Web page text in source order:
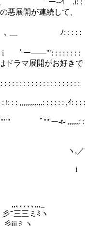
開が連続して、
ﾞ＞ ､ __ ﾉ: : : : :
: : i ﾞー――'": : : : : : : :
ラマ展開がお好きで
: : : : : : : : : : : : : : : : : : :
: : ,,,,,,,,,,,,: : : : : : ,ｲ: : : :
ﾞ'''''ー-t- ,,,,,,: :
,／
i
ﾐヽ
ヽ